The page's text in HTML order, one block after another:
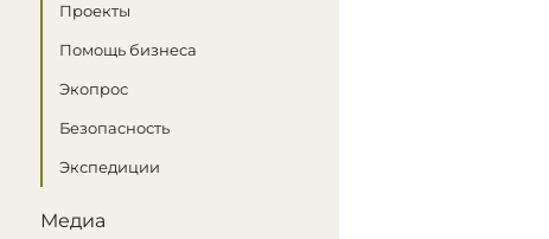
Проекты
Помощь бизнеса
Экопрос
Безопасность
Экспедиции
Медиа